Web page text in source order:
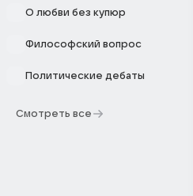
О любви без купюр
Философский вопрос
Политические дебаты
Смотреть все